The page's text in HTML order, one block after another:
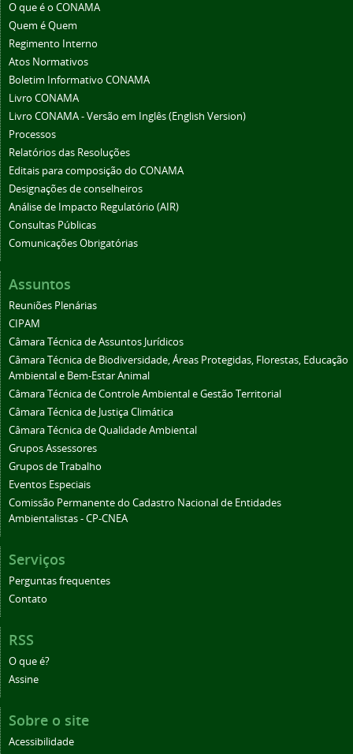
O que é o CONAMA
Quem é Quem
Regimento Interno
Atos Normativos
Boletim Informativo CONAMA
Livro CONAMA
Livro CONAMA - Versão em Inglês (English Version)
Processos
Relatórios das Resoluções
Editais para composição do CONAMA
Designações de conselheiros
Análise de Impacto Regulatório (AIR)
Consultas Públicas
Comunicações Obrigatórias
Assuntos
Reuniões Plenárias
CIPAM
Câmara Técnica de Assuntos Jurídicos
Câmara Técnica de Biodiversidade, Áreas Protegidas, Florestas, Educação
Ambiental e Bem-Estar Animal
Câmara Técnica de Controle Ambiental e Gestão Territorial
Câmara Técnica de Justiça Climática
Câmara Técnica de Qualidade Ambiental
Grupos Assessores
Grupos de Trabalho
Eventos Especiais
Comissão Permanente do Cadastro Nacional de Entidades
Ambientalistas - CP-CNEA
Serviços
Perguntas frequentes
Contato
RSS
O que é?
Assine
Sobre o site
Acessibilidade